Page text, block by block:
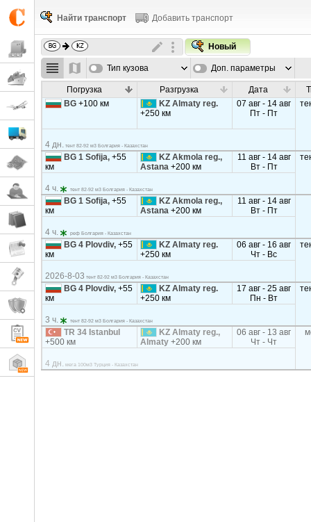
Найти транспорт Добавить транспорт
Новый
Тип кузова Доп. параметры
Погрузка Разгрузка Дата
BG+100 км
KZ Almaty reg.
+250 км
07 авг - 14 авг
Пт - Пт
4 дн. тент 82-92 м3 Болгария - Казахстан
BG 1 Sofija,+55
км
KZ Akmola reg.,
Astana+200 км
11 авг - 14 авг
Вт - Пт
4 ч. тент 82-92 м3 Болгария - Казахстан
BG 1 Sofija,+55
км
KZ Akmola reg.,
Astana+200 км
11 авг - 14 авг
Вт - Пт
4 ч. реф Болгария - Казахстан
BG 4 Plovdiv,+55
км
KZ Almaty reg.
+250 км
06 авг - 16 авг
Чт - Вс
2026-8-03 тент 82-92 м3 Болгария - Казахстан
BG 4 Plovdiv,+55
км
KZ Almaty reg.
+250 км
17 авг - 25 авг
Пн - Вт
3 ч. тент 82-92 м3 Болгария - Казахстан
TR 34 Istanbul
+500 км
KZ Almaty reg.,
Almaty+200 км
06 авг - 13 авг
Чт - Чт
4 дн. мега 100м3 Турция - Казахстан